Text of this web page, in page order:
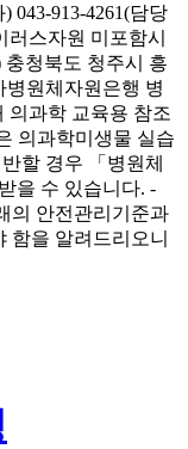
043-913-4261(담당
스자원 미포함시
충청북도 청주시 흥
병원체자원은행 병
의과학 교육용 참조
의과학미생물 실습
할 경우 「병원체
을 수 있습니다. -
의 안전관리기준과
함을 알려드리오니